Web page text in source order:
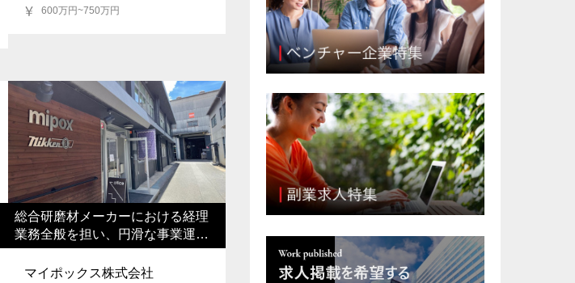
600万円~750万円
総合研磨材メーカーにおける経理
業務全般を担い、円滑な事業運営
を支えていただきます
マイポックス株式会社
求人掲載を希望の企業様へ